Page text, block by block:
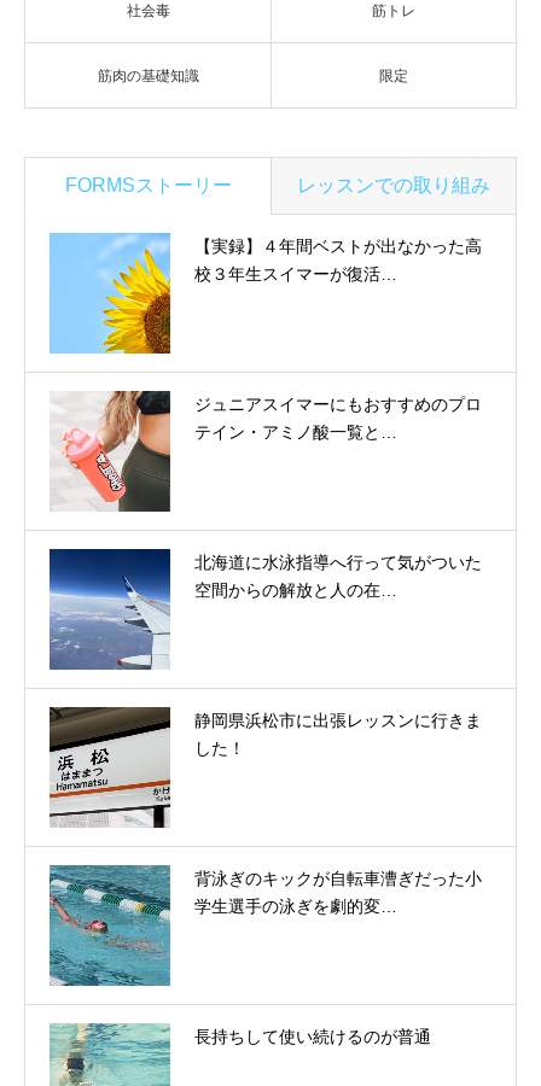
社会毒 筋トレ
筋肉の基礎知識 限定
FORMSストーリー レッスンでの取り組み
【実録】４年間ベストが出なかった高
校３年生スイマーが復活…
ジュニアスイマーにもおすすめのプロ
テイン・アミノ酸一覧と…
北海道に水泳指導へ行って気がついた
空間からの解放と人の在…
静岡県浜松市に出張レッスンに行きま
した！
背泳ぎのキックが自転車漕ぎだった小
学生選手の泳ぎを劇的変…
長持ちして使い続けるのが普通